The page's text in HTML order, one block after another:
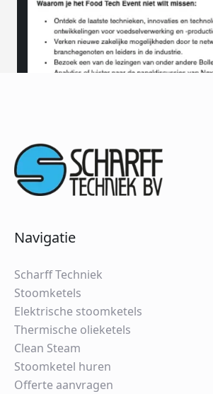
Navigatie
Scharff Techniek
Stoomketels
Elektrische stoomketels
Thermische olieketels
Clean Steam
Stoomketel huren
Offerte aanvragen